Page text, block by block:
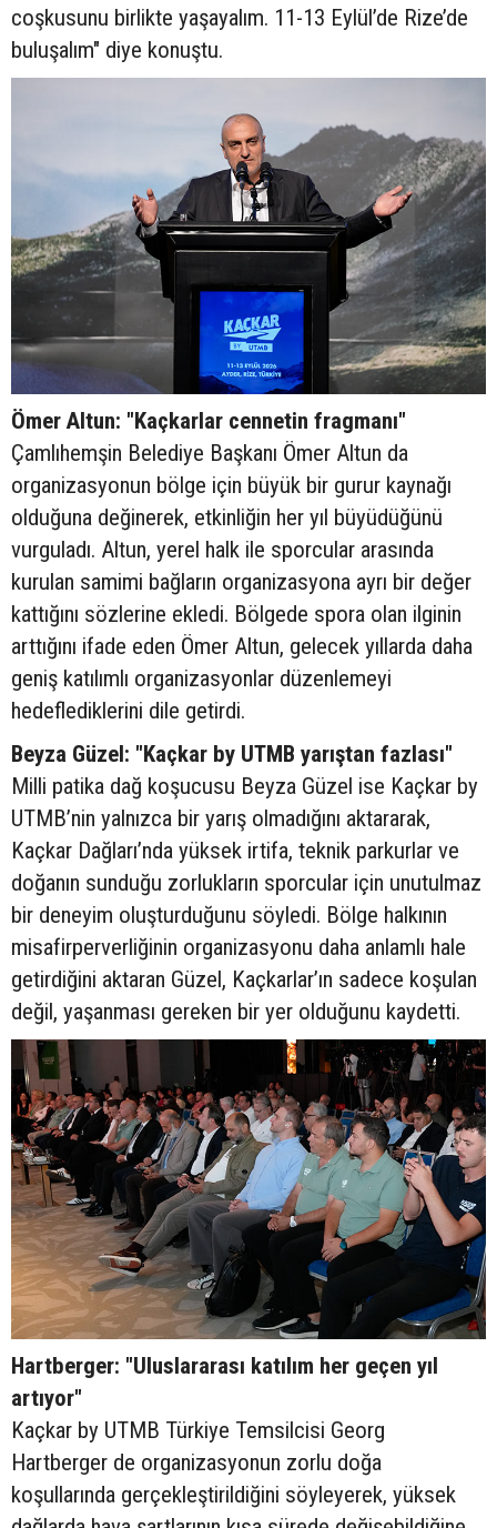
coşkusunu birlikte yaşayalım. 11-13 Eylül’de Rize’de
buluşalım" diye konuştu.
Ömer Altun: "Kaçkarlar cennetin fragmanı"
Çamlıhemşin Belediye Başkanı Ömer Altun da
organizasyonun bölge için büyük bir gurur kaynağı
olduğuna değinerek, etkinliğin her yıl büyüdüğünü
vurguladı. Altun, yerel halk ile sporcular arasında
kurulan samimi bağların organizasyona ayrı bir değer
kattığını sözlerine ekledi. Bölgede spora olan ilginin
arttığını ifade eden Ömer Altun, gelecek yıllarda daha
geniş katılımlı organizasyonlar düzenlemeyi
hedeflediklerini dile getirdi.
Beyza Güzel: "Kaçkar by UTMB yarıştan fazlası"
Milli patika dağ koşucusu Beyza Güzel ise Kaçkar by
UTMB’nin yalnızca bir yarış olmadığını aktararak,
Kaçkar Dağları’nda yüksek irtifa, teknik parkurlar ve
doğanın sunduğu zorlukların sporcular için unutulmaz
bir deneyim oluşturduğunu söyledi. Bölge halkının
misafirperverliğinin organizasyonu daha anlamlı hale
getirdiğini aktaran Güzel, Kaçkarlar’ın sadece koşulan
değil, yaşanması gereken bir yer olduğunu kaydetti.
Hartberger: "Uluslararası katılım her geçen yıl
artıyor"
Kaçkar by UTMB Türkiye Temsilcisi Georg
Hartberger de organizasyonun zorlu doğa
koşullarında gerçekleştirildiğini söyleyerek, yüksek